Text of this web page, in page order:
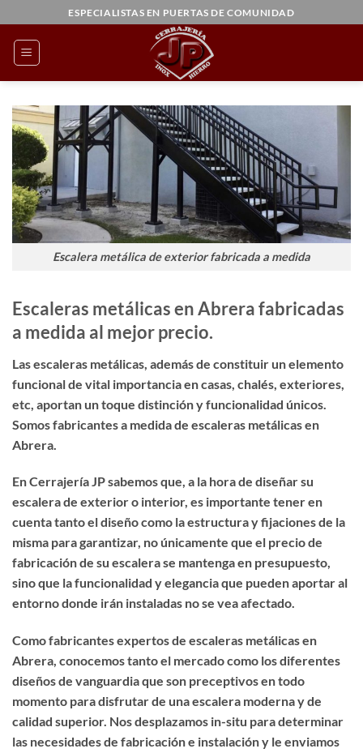
al
contenido
ESPECIALISTAS EN PUERTAS DE COMUNIDAD
Escalera metálica de exterior fabricada a medida
Escaleras metálicas en Abrera fabricadas
a medida al mejor precio.
Las escaleras metálicas, además de constituir un elemento
funcional de vital importancia en casas, chalés, exteriores,
etc, aportan un toque distinción y funcionalidad únicos.
Somos fabricantes a medida de escaleras metálicas en
Abrera
En Cerrajería JP sabemos que, a la hora de diseñar su
escalera de exterior o interior, es importante tener en
cuenta tanto el diseño como la estructura y fijaciones de la
misma para garantizar, no únicamente que el precio de
fabricación de su escalera se mantenga en presupuesto,
sino que la funcionalidad y elegancia que pueden aportar al
entorno donde irán instaladas no se vea afectado.
Como fabricantes expertos de escaleras metálicas en
Abrera, conocemos tanto el mercado como los diferentes
diseños de vanguardia que son preceptivos en todo
momento para disfrutar de una escalera moderna y de
calidad superior. Nos desplazamos in-situ para determinar
las necesidades de fabricación e instalación y le enviamos